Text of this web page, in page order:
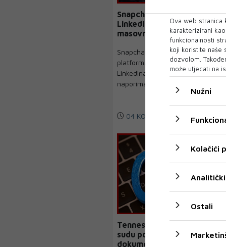
Snapchat, YouTube i
LinkedIn: Nećemo
masovnu proizvodnju AI
sadržaja niske kvalitete
Snapchat se pridružio
platformama poput YouTubea,
LinkedIna i Substacka u
naporima da suzbije laž...
04 KOL 2026
Tennessee tuži Metu. Na
sudu pokazan interni
dokument koji je bio
Ova web stranica
karakterizirani
funkcionalnosti
koji koristite naše
dozvolom.
može utjecati na
Nužni
Kolačići
Analitički
Ostali